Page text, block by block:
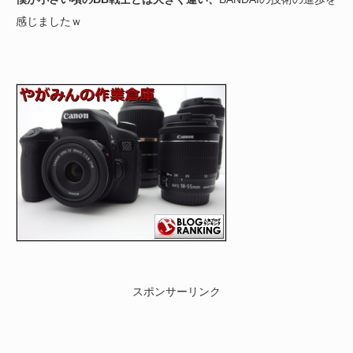
感じましたｗ
スポンサーリンク